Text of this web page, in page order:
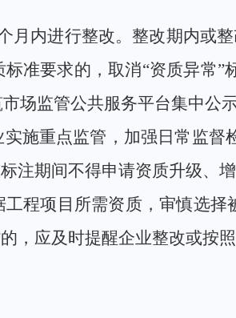
月内进行整改。整改期内或
准要求的，取消“资质异常”
场监管公共服务平台集中公示
实施重点监管，加强日常监督
注期间不得申请资质升级、
程项目所需资质，审慎选择
，应及时提醒企业整改或按照